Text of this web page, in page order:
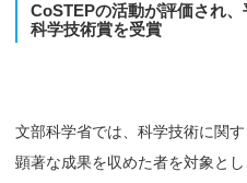
CoSTEPの活動が評価され、
科学技術賞を受賞
文部科学省では、科学技術に関
顕著な成果を収めた者を対象と